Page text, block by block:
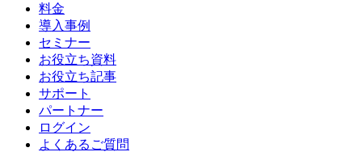
料金
導入事例
セミナー
お役立ち資料
お役立ち記事
サポート
パートナー
ログイン
よくあるご質問